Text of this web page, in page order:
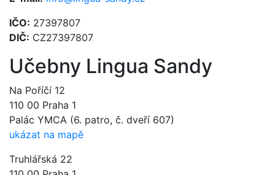
IČO: 27397807
DIČ: CZ27397807
Učebny Lingua Sandy
Na Poříčí 12
110 00 Praha 1
Palác YMCA (6. patro, č. dveří 607)
ukázat na mapě
Truhlářská 22